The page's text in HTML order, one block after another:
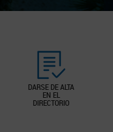
DARSE DE ALTA
EN EL
DIRECTORIO